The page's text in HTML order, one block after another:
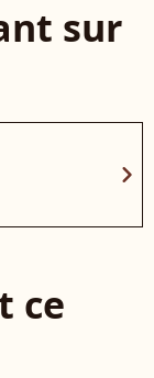
sur
chevron_right
ce